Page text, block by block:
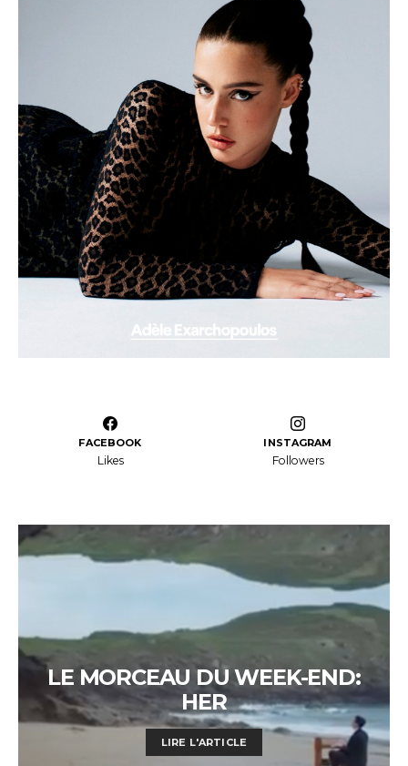
FACEBOOK
Likes
INSTAGRAM
Followers
LE MORCEAU DU WEEK-END:
HER
LIRE L'ARTICLE